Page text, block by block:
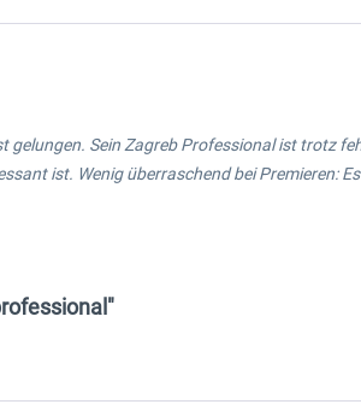
gelungen. Sein Zagreb Professional ist trotz
ist. Wenig überraschend bei Premieren: